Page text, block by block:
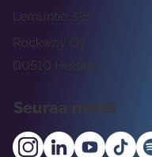
Rockway Oy
Lemuntie 3-5
00510 Helsinki
Seuraa meitä